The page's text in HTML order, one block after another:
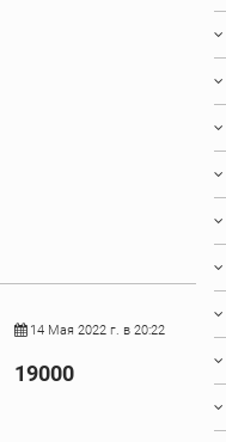
14 Мая 2022 г. в 20:22
19000